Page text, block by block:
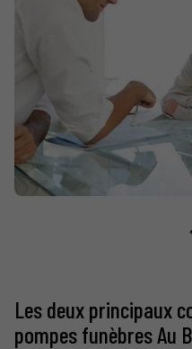
Les deux principaux
pompes funèbres Au